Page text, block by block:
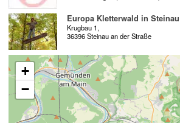
Europa Kletterwald in Steinau
Krugbau 1,
36396 Steinau an der Straße
+
−